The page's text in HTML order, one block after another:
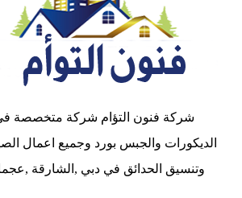
شركة فنون التؤام شركة متخصصة
الديكورات والجبس بورد وجميع اعمال
وتنسيق الحدائق في دبي ,الشارقة